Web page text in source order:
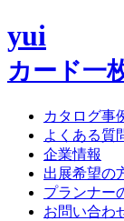
yui
カード一
カタログ事
よくある質
企業情報
出展希望の
プランナー
お問い合わ